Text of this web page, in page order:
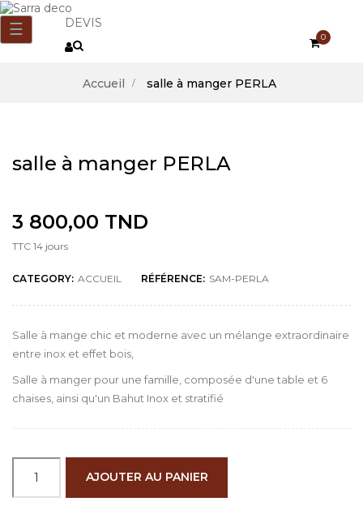
Basculer
navigation
☰ DEVIS
0
Accueil salle à manger PERLA
salle à manger PERLA
3 800,00 TND
TTC 14 jours
CATEGORY: ACCUEIL RÉFÉRENCE: SAM-PERLA
Salle à mange chic et moderne avec un mélange extraordinaire
entre inox et effet bois,
Salle à manger pour une famille, composée d'une table et 6
chaises, ainsi qu'un Bahut Inox et stratifié
AJOUTER AU PANIER